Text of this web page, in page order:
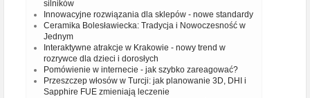
silników
Innowacyjne rozwiązania dla sklepów - nowe standardy
Ceramika Bolesławiecka: Tradycja i Nowoczesność w
Jednym
Interaktywne atrakcje w Krakowie - nowy trend w
rozrywce dla dzieci i dorosłych
Pomówienie w internecie - jak szybko zareagować?
Przeszczep włosów w Turcji: jak planowanie 3D, DHI i
Sapphire FUE zmieniają leczenie